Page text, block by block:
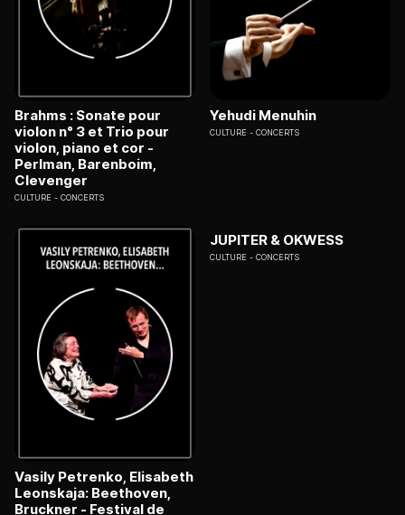
Brahms : Sonate pour
violon n° 3 et Trio pour
violon, piano et cor -
Perlman, Barenboim,
Clevenger
CULTURE CONCERTS
Yehudi Menuhin
CULTURE CONCERTS
Vasily Petrenko, Elisabeth
Leonskaja: Beethoven,
Bruckner - Festival de
JUPITER & OKWESS
CULTURE CONCERTS